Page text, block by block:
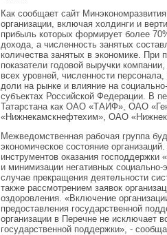
Как сообщает сайт
организации, включая холдинги и
прибыль которых формирует более
дохода, а численность занятых
количества занятых в экономике. При
показатели годовой выручки
всех уровней, численности
доли на рынке и влияние на
субъектах Российской Федерации. В
Татарстана как ОАО «ТАИФ», ОАО
«Нижнекамскнефтехим», ОАО
Межведомственная рабочая группа
экономическое состояние
инструментов оказания господдержки
и минимизации негативных социально-
случае прекращения деятельности
также рассмотрением заявок
оздоровления. «Включение
предоставления государственной
организации в Перечне не исключает
государственной поддержки», -